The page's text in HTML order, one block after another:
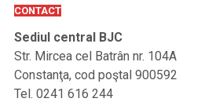
CONTACT
Sediul central BJC
Str. Mircea cel Batrân nr. 104A
Constanţa, cod poştal 900592
Tel. 0241 616 244